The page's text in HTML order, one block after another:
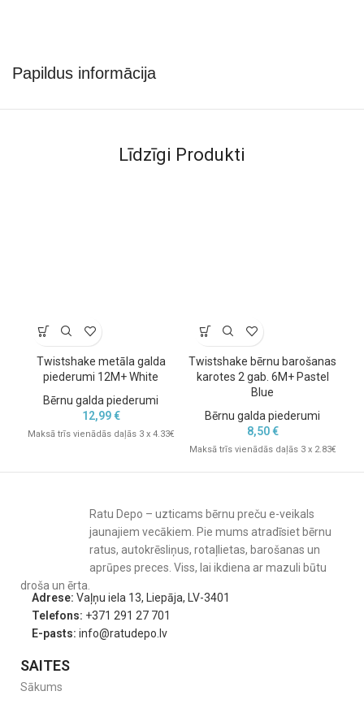
skandināvu stila estētiku, kas lieliski iederas modernā bērnu galda
komplektā un ir piemērots gan zēniem, gan meitenēm.
Papildus informācija
Līdzīgi Produkti
Twistshake metāla galda
piederumi 12M+ White
Bērnu galda piederumi
12,99€
Maksā trīs vienādās daļās 3 x 4.33€
Twistshake bērnu barošanas
karotes 2 gab. 6M+ Pastel
Blue
Bērnu galda piederumi
8,50€
Maksā trīs vienādās daļās 3 x 2.83€
Ratu Depo – uzticams bērnu preču e-veikals
jaunajiem vecākiem. Pie mums atradīsiet bērnu
ratus, autokrēsliņus, rotaļlietas, barošanas un
aprūpes preces. Viss, lai ikdiena ar mazuli būtu
droša un ērta.
Adrese: Vaļņu iela 13, Liepāja, LV-3401
Telefons: +371 291 27 701
E-pasts: info@ratudepo.lv
SAITES
Sākums